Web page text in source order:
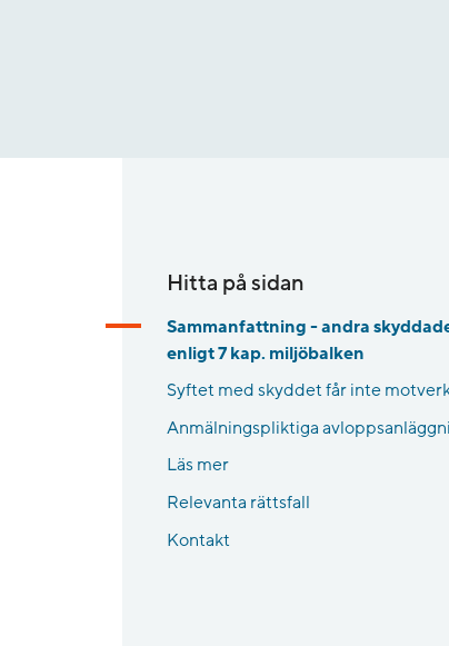
Hitta på sidan
Sammanfattning - andra
enligt 7 kap. miljöbalken
Syftet med skyddet får inte
Anmälningspliktiga
Läs mer
Relevanta rättsfall
Kontakt